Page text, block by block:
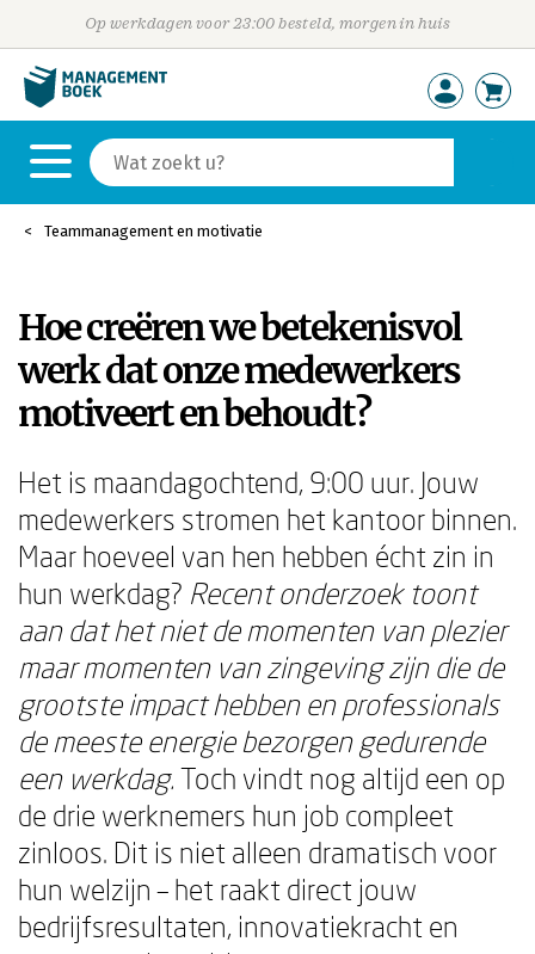
Op werkdagen voor 23:00 besteld, morgen in huis
Teammanagement en motivatie
Hoe creëren we betekenisvol
werk dat onze medewerkers
motiveert en behoudt?
Het is maandagochtend, 9:00 uur. Jouw
medewerkers stromen het kantoor binnen.
Maar hoeveel van hen hebben écht zin in
hun werkdag? Recent onderzoek toont
aan dat het niet de momenten van plezier
maar momenten van zingeving zijn die de
grootste impact hebben en professionals
de meeste energie bezorgen gedurende
een werkdag. Toch vindt nog altijd een op
de drie werknemers hun job compleet
zinloos. Dit is niet alleen dramatisch voor
hun welzijn – het raakt direct jouw
bedrijfsresultaten, innovatiekracht en